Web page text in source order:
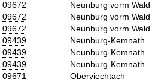
09672
Neunburg vorm Wald
09672
Neunburg vorm Wald
09672
Neunburg vorm Wald
09439
Neunburg-Kemnath
09439
Neunburg-Kemnath
09439
Neunburg-Kemnath
09671
Oberviechtach